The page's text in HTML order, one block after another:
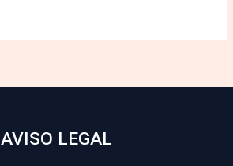
AVISO LEGAL